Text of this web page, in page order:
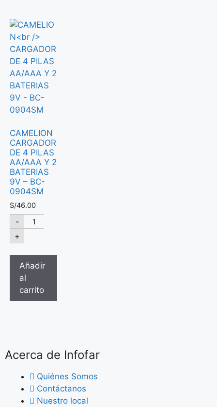
CAMELION
CARGADOR
DE 4 PILAS
AA/AAA Y 2
BATERIAS
9V – BC-
0904SM
S/46.00
-
+
Añadir
al
carrito
Acerca de Infofar
Quiénes Somos
Contáctanos
Nuestro local